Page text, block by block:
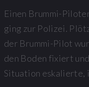
Einen Brummi-
ging zur Polizei.
der Brummi-Pilot
den Boden fixiert
Situation eskalierte,